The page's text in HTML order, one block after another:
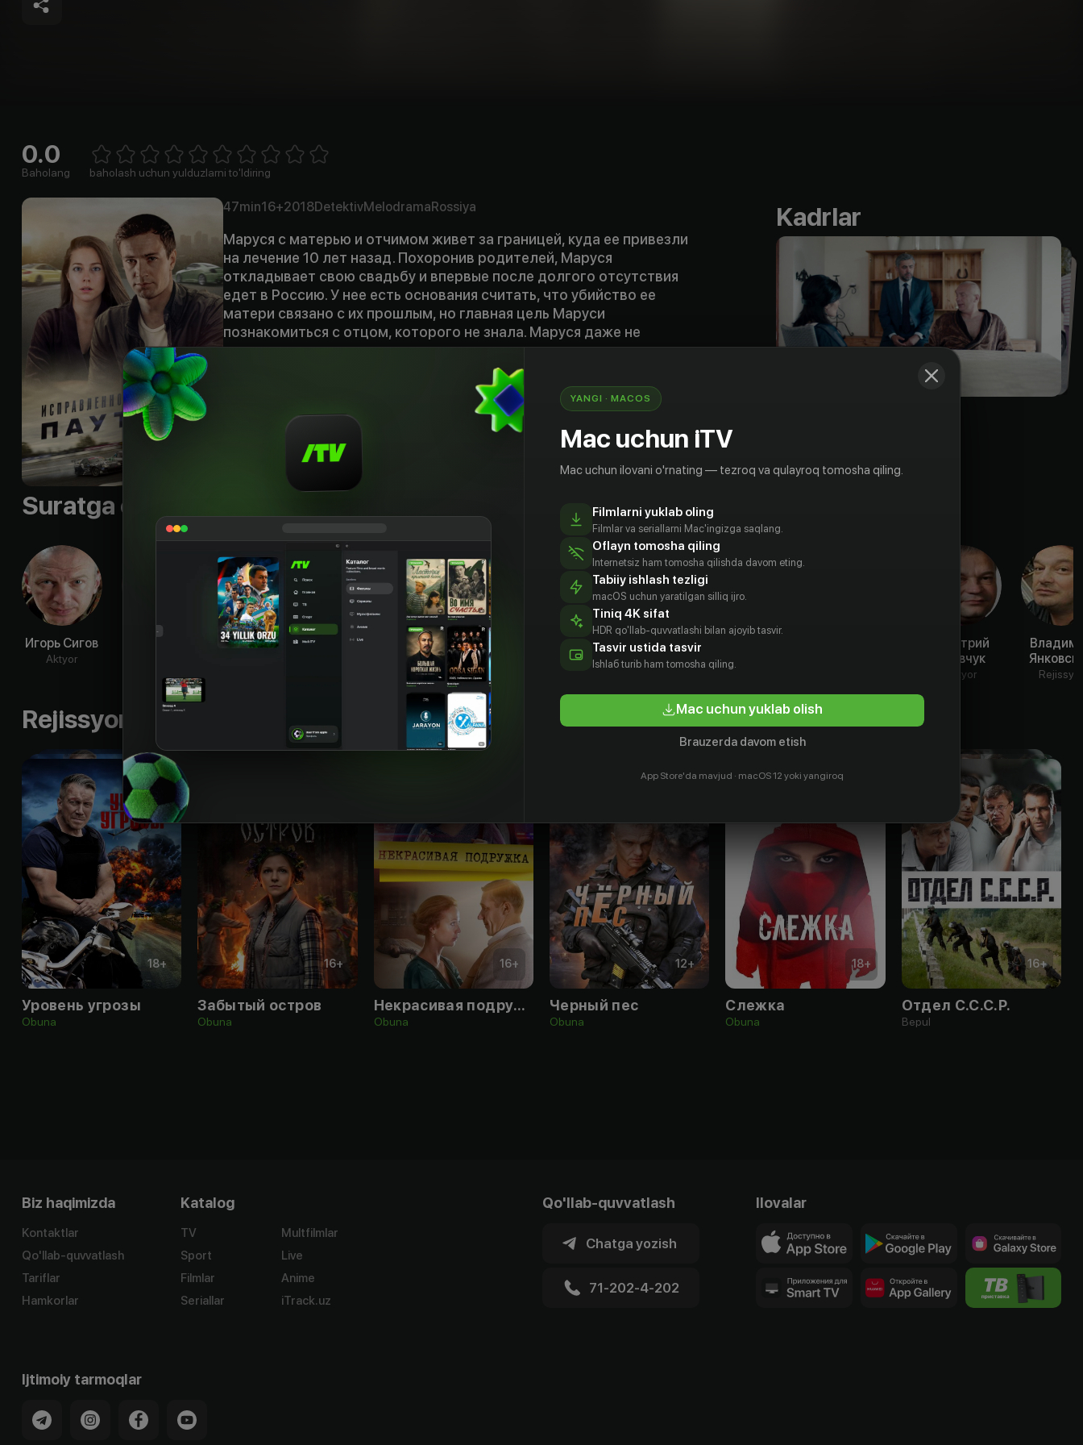
0.0
Baholang 1 Star2 Stars3 Stars4 Stars5 Stars6 Stars7 Stars8 Stars
baholash uchun yulduzlarni to'ldiring
47min16+2018DetektivMelodramaRossiya
Маруся с матерью и отчимом живет за границей, куда ее привезли
на лечение 10 лет назад. Похоронив родителей, Маруся
откладывает свою свадьбу и впервые после долгого отсутствия
едет в Россию. У нее есть основания считать, что убийство ее
матери связано с их прошлым, но главная цель Маруси
познакомиться с отцом, которого не знала. Маруся даже не
догадывается, что их встреча таит смертельную опасность.
Kadrlar
Suratga olish guruhi
Игорь Сигов
Aktyor
Анатолий
Евгений
Алексей
Суренский
Aktyor
Баранова
Анастасия
Крылова
Полупанова
Дмитрий
Кравчук
Aktyor Rejissyor
Rejissyorning boshqa ishlari
18+
Уровень угрозы
Obuna
16+
Забытый остров
Obuna
16+
Некрасивая подружка
Obuna
12+
Черный пес
Obuna
18+
Слежка
Obuna
16+
Отдел С.С.С.Р.
Bepul
Biz haqimizda
Kontaktlar
Qo'llab-quvvatlash
Tariflar
Hamkorlar
Katalog
TV
Sport
Filmlar
Seriallar
Multfilmlar
Live
Anime
iTrack.uz
Qo'llab-quvvatlash
Chatga yozish
71-202-4-202
Ilovalar
Ijtimoiy tarmoqlar
YANGI · MACOS
Mac uchun iTV
Mac uchun ilovani o'rnating — tezroq va qulayroq tomosha qiling.
Filmlarni yuklab oling
Filmlar va seriallarni Mac'ingizga saqlang.
Oflayn tomosha qiling
Internetsiz ham tomosha qilishda davom eting.
Tabiiy ishlash tezligi
macOS uchun yaratilgan silliq ijro.
Tiniq 4K sifat
HDR qo'llab-quvvatlashi bilan ajoyib tasvir.
Tasvir ustida tasvir
Ishlаб turib ham tomosha qiling.
Mac uchun yuklab olish
Brauzerda davom etish
App Store'da mavjud · macOS 12 yoki yangiroq